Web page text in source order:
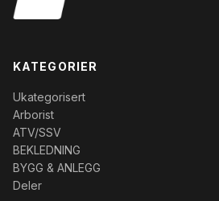
KATEGORIER
Ukategorisert
Arborist
ATV/SSV
BEKLEDNING
BYGG & ANLEGG
Deler